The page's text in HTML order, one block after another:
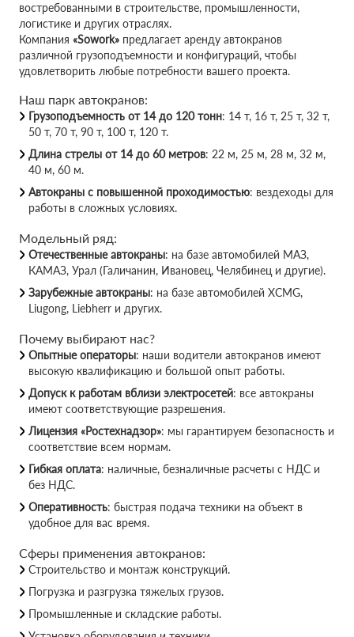
востребованными в строительстве, промышленности,
логистике и других отраслях.
Компания «Sowork» предлагает аренду автокранов
различной грузоподъемности и конфигураций, чтобы
удовлетворить любые потребности вашего проекта.
Наш парк автокранов:
Грузоподъемность от 14 до 120 тонн: 14 т, 16 т, 25 т, 32 т,
50 т, 70 т, 90 т, 100 т, 120 т.
Длина стрелы от 14 до 60 метров: 22 м, 25 м, 28 м, 32 м,
40 м, 60 м.
Автокраны с повышенной проходимостью: вездеходы для
работы в сложных условиях.
Модельный ряд:
Отечественные автокраны: на базе автомобилей МАЗ,
КАМАЗ, Урал (Галичанин, Ивановец, Челябинец и другие).
Зарубежные автокраны: на базе автомобилей XCMG,
Liugong, Liebherr и других.
Почему выбирают нас?
Опытные операторы: наши водители автокранов имеют
высокую квалификацию и большой опыт работы.
Допуск к работам вблизи электросетей: все автокраны
имеют соответствующие разрешения.
Лицензия «Ростехнадзор»: мы гарантируем безопасность и
соответствие всем нормам.
Гибкая оплата: наличные, безналичные расчеты с НДС и
без НДС.
Оперативность: быстрая подача техники на объект в
удобное для вас время.
Сферы применения автокранов:
Строительство и монтаж конструкций.
Погрузка и разгрузка тяжелых грузов.
Промышленные и складские работы.